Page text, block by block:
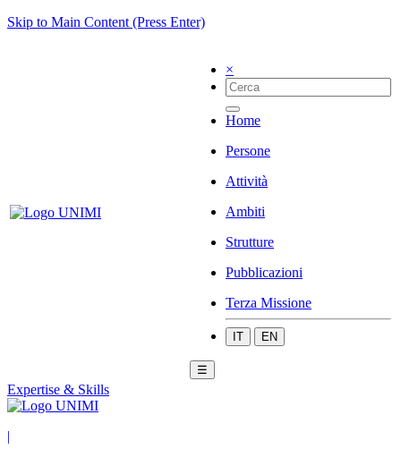
Skip to Main Content (Press Enter)
×
Home
Persone
Attività
Ambiti
Strutture
Pubblicazioni
Terza Missione
IT EN
☰
Expertise & Skills
|